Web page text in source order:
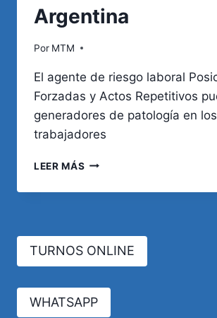
Argentina
Por MTM
El agente de riesgo laboral
Forzadas y Actos Repetitivos
generadores de patología en los
trabajadores
LEER MÁS POSICIONES
Y
COMO
AGENTES
DE
RECONOCIDOS
TURNOS ONLINE
WHATSAPP